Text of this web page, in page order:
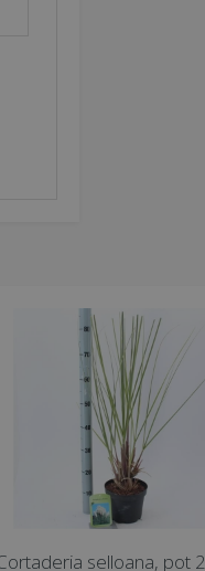
selloana, pot